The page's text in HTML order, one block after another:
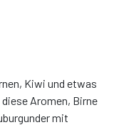
Kiwi und etwas
Aromen, Birne
mit